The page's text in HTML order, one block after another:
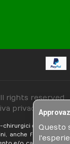
Questo
rights reserved
privacy
e